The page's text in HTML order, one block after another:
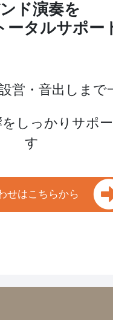
ド演奏を
ータルサポー
営・音出しまで
しっかりサポ
す
せはこちらから